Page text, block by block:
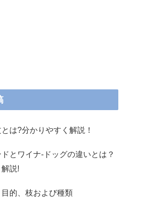
は?分かりやすく解説！
とワイナ-ドッグの違いとは？
説!
的、枝および種類